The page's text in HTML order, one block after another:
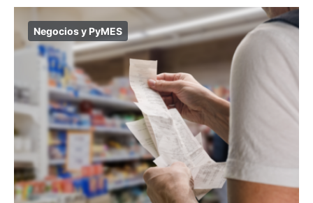
Negocios y PyMES